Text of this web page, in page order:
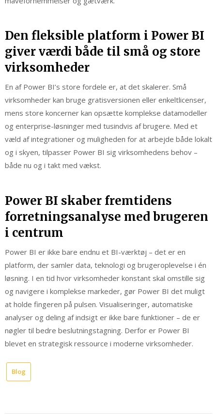
Den fleksible platform i Power BI
giver værdi både til små og store
virksomheder
En af Power BI’s store fordele er, at det skalerer. Små
virksomheder kan bruge gratisversionen eller enkeltlicenser,
mens store koncerner kan opsætte komplekse datamodeller
og enterprise-løsninger med tusindvis af brugere. Med et
væld af integrationer og muligheden for at arbejde både lokalt
og i skyen, tilpasser Power BI sig virksomhedens behov –
både nu og i takt med vækst.
Power BI skaber fremtidens
forretningsanalyse med brugeren
i centrum
Power BI er ikke bare endnu et BI-værktøj – det er en
platform, der samler data, teknologi og brugeroplevelse i én
løsning. I en tid hvor virksomheder konstant skal omstille sig
og navigere i komplekse markeder, gør Power BI det muligt
at holde fingeren på pulsen. Visualiseringer, automatiske
analyser og deling af indsigt er ikke bare funktioner – de er
nøgler til bedre beslutningstagning. Derfor er Power BI
blevet en strategisk ressource i moderne virksomheder.
Blog